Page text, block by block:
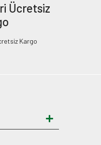
Ücretsiz
Kargo